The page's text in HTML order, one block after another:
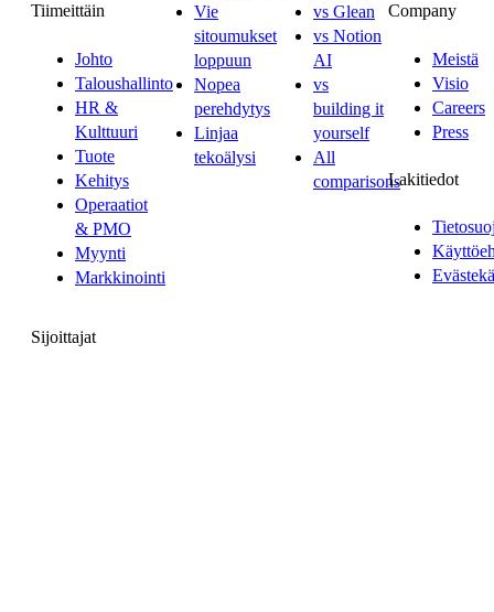
Tiimeittäin
Johto
Taloushallinto
HR &
Kulttuuri
Tuote
Kehitys
Operaatiot
& PMO
Myynti
Markkinointi
Vie
sitoumukset
loppuun
Nopea
perehdytys
Linjaa
tekoälysi
vs Glean
vs Notion
AI
vs
building it
yourself
All
comparisons
Company
Meistä
Visio
Careers
Press
Lakitiedot
Sijoittajat